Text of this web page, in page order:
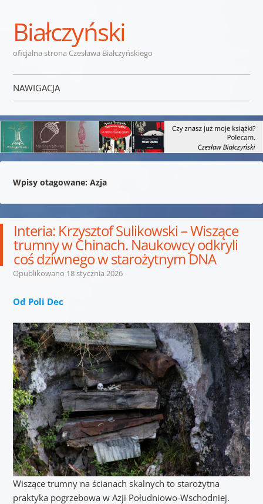
Białczyński
oficjalna strona Czesława Białczyńskiego
NAWIGACJA
Wpisy otagowane: Azja
Interia: Krzysztof Sulikowski – Wiszące
trumny w Chinach. Naukowcy odkryli
coś dziwnego w starożytnym DNA
Opublikowano 18 stycznia 2026
Od Poli Dec
Wiszące trumny na ścianach skalnych to starożytna
praktyka pogrzebowa w Azji Południowo-Wschodniej.